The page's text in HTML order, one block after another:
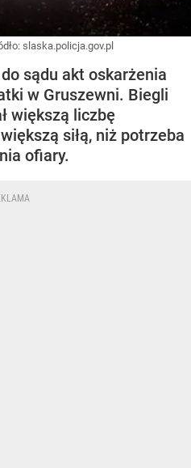
slaska.policja.gov.pl
sądu akt oskarżenia
w Gruszewni. Biegli
większą liczbę
siłą, niż potrzeba
ofiary.